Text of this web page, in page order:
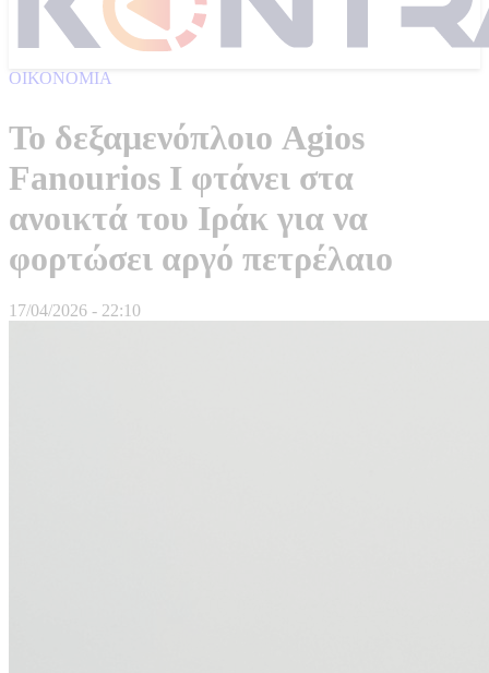
ΟΙΚΟΝΟΜΙΑ
Το δεξαμενόπλοιο Agios
Fanourios I φτάνει στα
ανοικτά του Ιράκ για να
φορτώσει αργό πετρέλαιο
17/04/2026 - 22:10